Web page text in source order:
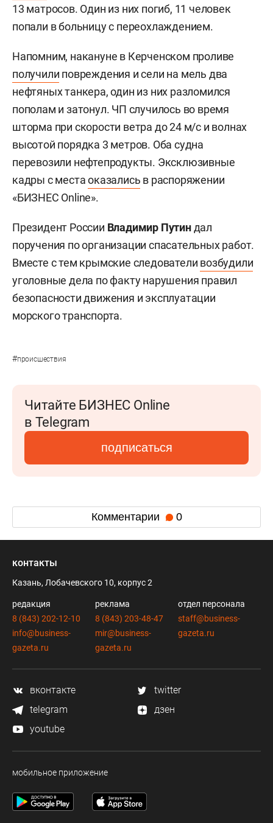
13 матросов. Один из них погиб, 11 человек
попали в больницу с переохлаждением.
Напомним, накануне в Керченском проливе
получили повреждения и сели на мель два
нефтяных танкера, один из них разломился
пополам и затонул. ЧП случилось во время
шторма при скорости ветра до 24 м/с и волнах
высотой порядка 3 метров. Оба судна
перевозили нефтепродукты. Эксклюзивные
кадры с местаоказались в распоряжении
«БИЗНЕС Online».
Президент России Владимир Путиндал
поручения по организации спасательных работ.
Вместе с тем крымские следователи возбудили
уголовные дела по факту нарушения правил
безопасности движения и эксплуатации
морского транспорта.
#происшествия
Читайте БИЗНЕС Online
в Telegram
подписаться
Комментарии 0
контакты
Казань, Лобачевского 10, корпус 2
редакция
8 (843) 202-12-10
info@business-
gazeta.ru
реклама
8 (843) 203-48-47
mir@business-
gazeta.ru
отдел персонала
staff@business-
gazeta.ru
вконтакте
twitter
telegram
дзен
youtube
мобильное приложение